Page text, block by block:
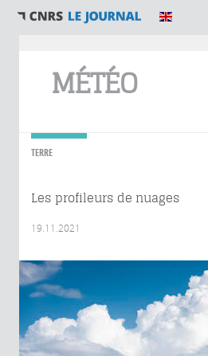
MÉTÉO
TERRE
Les profileurs de nuages
19.11.2021